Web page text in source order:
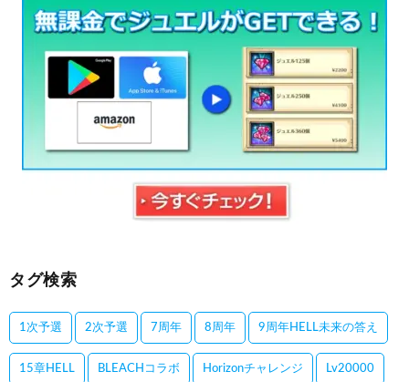
タグ検索
1次予選 2次予選 7周年 8周年 9周年HELL未来の答え
15章HELL BLEACHコラボ Horizonチャレンジ Lv20000